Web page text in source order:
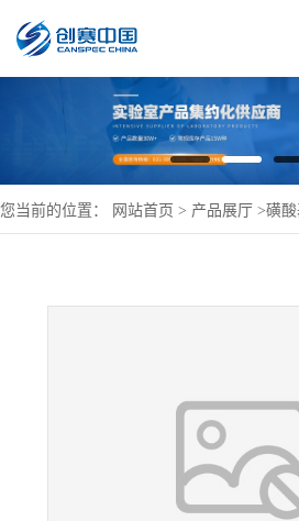
您当前的位置： 网站首页 > 产品展厅 >磺